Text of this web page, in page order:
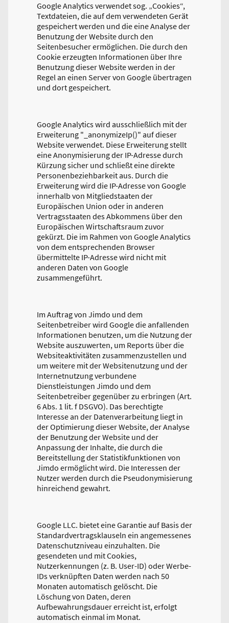
Google Analytics verwendet sog. „Cookies“,
Textdateien, die auf dem verwendeten Gerät
gespeichert werden und die eine Analyse der
Benutzung der Website durch den
Seitenbesucher ermöglichen. Die durch den
Cookie erzeugten Informationen über Ihre
Benutzung dieser Website werden in der
Regel an einen Server von Google übertragen
und dort gespeichert.
Google Analytics wird ausschließlich mit der
Erweiterung "_anonymizeIp()" auf dieser
Website verwendet. Diese Erweiterung stellt
eine Anonymisierung der IP-Adresse durch
Kürzung sicher und schließt eine direkte
Personenbeziehbarkeit aus. Durch die
Erweiterung wird die IP-Adresse von Google
innerhalb von Mitgliedstaaten der
Europäischen Union oder in anderen
Vertragsstaaten des Abkommens über den
Europäischen Wirtschaftsraum zuvor
gekürzt. Die im Rahmen von Google Analytics
von dem entsprechenden Browser
übermittelte IP-Adresse wird nicht mit
anderen Daten von Google
zusammengeführt.
Im Auftrag von Jimdo und dem
Seitenbetreiber wird Google die anfallenden
Informationen benutzen, um die Nutzung der
Website auszuwerten, um Reports über die
Websiteaktivitäten zusammenzustellen und
um weitere mit der Websitenutzung und der
Internetnutzung verbundene
Dienstleistungen Jimdo und dem
Seitenbetreiber gegenüber zu erbringen (Art.
6 Abs. 1 lit. f DSGVO). Das berechtigte
Interesse an der Datenverarbeitung liegt in
der Optimierung dieser Website, der Analyse
der Benutzung der Website und der
Anpassung der Inhalte, die durch die
Bereitstellung der Statistikfunktionen von
Jimdo ermöglicht wird. Die Interessen der
Nutzer werden durch die Pseudonymisierung
hinreichend gewahrt.
Google LLC. bietet eine Garantie auf Basis der
Standardvertragsklauseln ein angemessenes
Datenschutzniveau einzuhalten. Die
gesendeten und mit Cookies,
Nutzerkennungen (z. B. User-ID) oder Werbe-
IDs verknüpften Daten werden nach 50
Monaten automatisch gelöscht. Die
Löschung von Daten, deren
Aufbewahrungsdauer erreicht ist, erfolgt
automatisch einmal im Monat.